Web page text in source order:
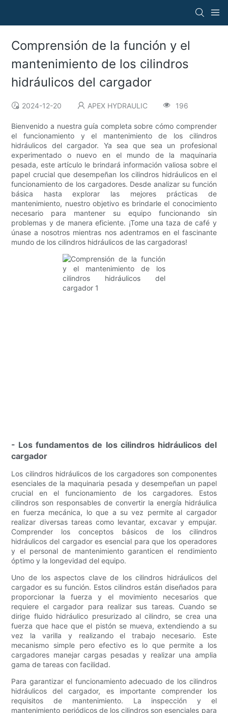
Comprensión de la función y el
mantenimiento de los cilindros
hidráulicos del cargador
2024-12-20 APEX HYDRAULIC 196
Bienvenido a nuestra guía completa sobre cómo comprender
el funcionamiento y el mantenimiento de los cilindros
hidráulicos del cargador. Ya sea que sea un profesional
experimentado o nuevo en el mundo de la maquinaria
pesada, este artículo le brindará información valiosa sobre el
papel crucial que desempeñan los cilindros hidráulicos en el
funcionamiento de los cargadores. Desde analizar su función
básica hasta explorar las mejores prácticas de
mantenimiento, nuestro objetivo es brindarle el conocimiento
necesario para mantener su equipo funcionando sin
problemas y de manera eficiente. ¡Tome una taza de café y
únase a nosotros mientras nos adentramos en el fascinante
mundo de los cilindros hidráulicos de las cargadoras!
- Los fundamentos de los cilindros hidráulicos del
cargador
Los cilindros hidráulicos de los cargadores son componentes
esenciales de la maquinaria pesada y desempeñan un papel
crucial en el funcionamiento de los cargadores. Estos
cilindros son responsables de convertir la energía hidráulica
en fuerza mecánica, lo que a su vez permite al cargador
realizar diversas tareas como levantar, excavar y empujar.
Comprender los conceptos básicos de los cilindros
hidráulicos del cargador es esencial para que los operadores
y el personal de mantenimiento garanticen el rendimiento
óptimo y la longevidad del equipo.
Uno de los aspectos clave de los cilindros hidráulicos del
cargador es su función. Estos cilindros están diseñados para
proporcionar la fuerza y ​​el movimiento necesarios que
requiere el cargador para realizar sus tareas. Cuando se
dirige fluido hidráulico presurizado al cilindro, se crea una
fuerza que hace que el pistón se mueva, extendiendo a su
vez la varilla y realizando el trabajo necesario. Este
mecanismo simple pero efectivo es lo que permite a los
cargadores manejar cargas pesadas y realizar una amplia
gama de tareas con facilidad.
Para garantizar el funcionamiento adecuado de los cilindros
hidráulicos del cargador, es importante comprender los
requisitos de mantenimiento. La inspección y el
mantenimiento periódicos de los cilindros son esenciales para